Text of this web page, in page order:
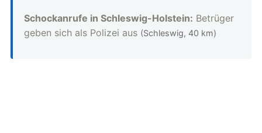
Schockanrufe in Schleswig-Holstein: Betrüger
geben sich als Polizei aus (Schleswig, 40 km)